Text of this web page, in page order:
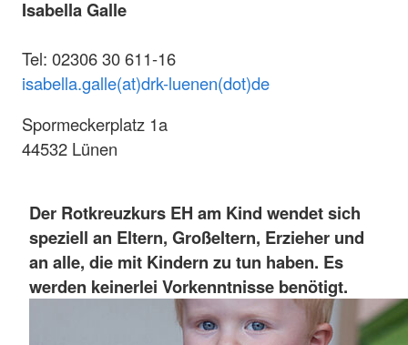
Isabella Galle
Tel: 02306 30 611-16
isabella.galle(at)drk-luenen(dot)de
Spormeckerplatz 1a
44532 Lünen
Der Rotkreuzkurs EH am Kind wendet sich
speziell an Eltern, Großeltern, Erzieher und
an alle, die mit Kindern zu tun haben. Es
werden keinerlei Vorkenntnisse benötigt.